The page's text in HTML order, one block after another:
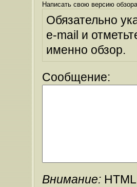
Написать свою версию
Обязательно
e-mail и
именно обзор.
Сообщение:
Внимание: